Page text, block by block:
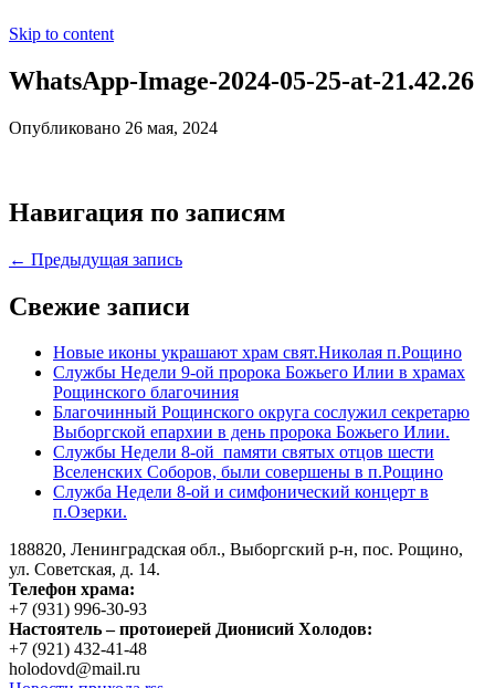
Skip to content
WhatsApp-Image-2024-05-25-at-21.42.26
Опубликовано 26 мая, 2024
Навигация по записям
← Предыдущая запись
Свежие записи
Новые иконы украшают храм свят.Николая п.Рощино
Службы Недели 9-ой пророка Божьего Илии в храмах
Рощинского благочиния
Благочинный Рощинского округа сослужил секретарю
Выборгской епархии в день пророка Божьего Илии.
Службы Недели 8-ой памяти святых отцов шести
Вселенских Соборов, были совершены в п.Рощино
Служба Недели 8-ой и симфонический концерт в
п.Озерки.
188820, Ленинградская обл., Выборгский р-н, пос. Рощино,
ул. Советская, д. 14.
Телефон храма:
+7 (931) 996-30-93
Настоятель – протоиерей Дионисий Холодов:
+7 (921) 432-41-48
holodovd@mail.ru